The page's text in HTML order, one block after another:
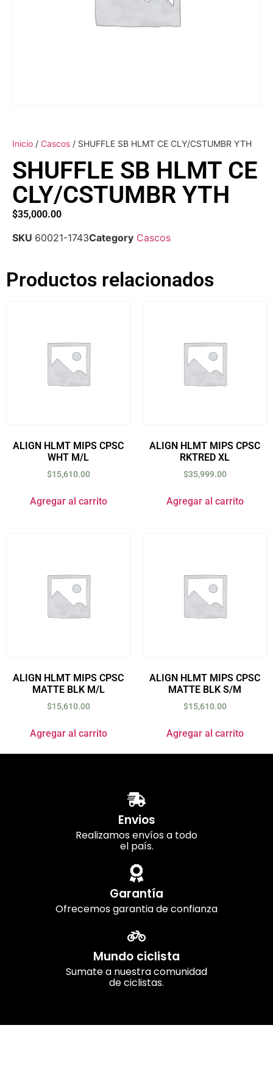
Inicio / Cascos / SHUFFLE SB HLMT CE CLY/CSTUMBR YTH
SHUFFLE SB HLMT CE
CLY/CSTUMBR YTH
$35,000.00
SKU 60021-1743Category Cascos
Productos relacionados
ALIGN HLMT MIPS CPSC
WHT M/L
$15,610.00
Agregar al carrito
ALIGN HLMT MIPS CPSC
RKTRED XL
$35,999.00
Agregar al carrito
ALIGN HLMT MIPS CPSC
MATTE BLK M/L
$15,610.00
Agregar al carrito
ALIGN HLMT MIPS CPSC
MATTE BLK S/M
$15,610.00
Agregar al carrito
Envios
Realizamos envíos a todo
el país.
Garantía
Ofrecemos garantia de confianza
Mundo ciclista
Sumate a nuestra comunidad
de ciclistas.